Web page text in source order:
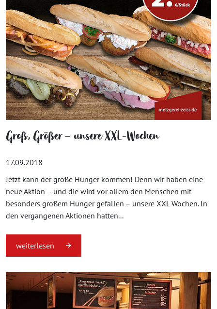
Groß, Größer – unsere XXL-Wochen
17.09.2018
Jetzt kann der große Hunger kommen! Denn wir haben eine
neue Aktion – und die wird vor allem den Menschen mit
besonders großem Hunger gefallen – unsere XXL Wochen. In
den vergangenen Aktionen hatten...
weiterlesen